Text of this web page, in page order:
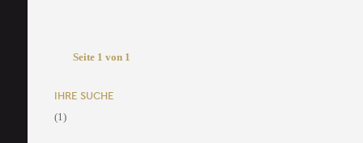
Seite 1 von 1
IHRE SUCHE
(1)